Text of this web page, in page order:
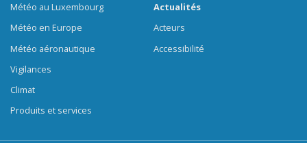
Météo au Luxembourg
Météo en Europe
Météo aéronautique
Vigilances
Climat
Produits et services
Actualités
Acteurs
Accessibilité